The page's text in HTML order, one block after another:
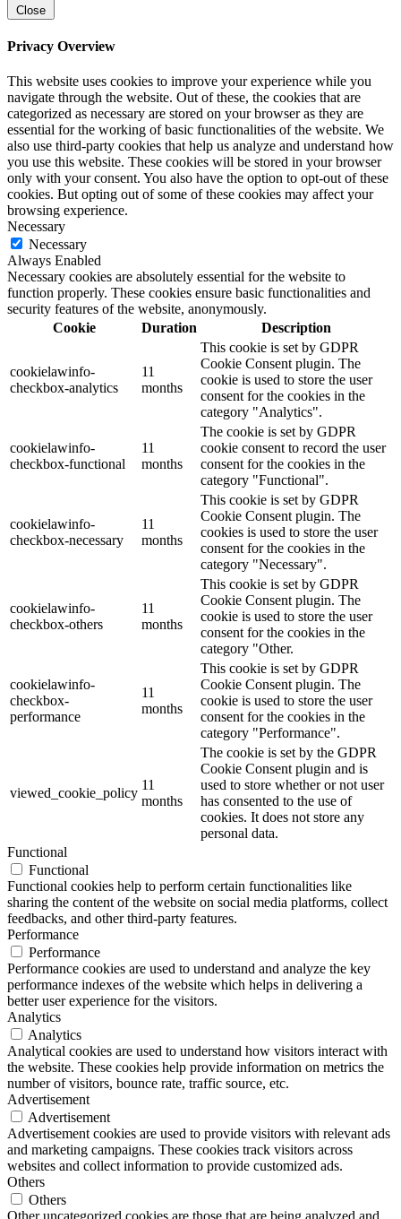
Close
Privacy Overview
This website uses cookies to improve your experience while you
navigate through the website. Out of these, the cookies that are
categorized as necessary are stored on your browser as they are
essential for the working of basic functionalities of the website. We
also use third-party cookies that help us analyze and understand how
you use this website. These cookies will be stored in your browser
only with your consent. You also have the option to opt-out of these
cookies. But opting out of some of these cookies may affect your
browsing experience.
Necessary
Necessary
Always Enabled
Necessary cookies are absolutely essential for the website to
function properly. These cookies ensure basic functionalities and
security features of the website, anonymously.
Cookie
Duration Description
cookielawinfo-
checkbox-analytics
11
months
This cookie is set by GDPR
Cookie Consent plugin. The
cookie is used to store the user
consent for the cookies in the
category "Analytics".
cookielawinfo-
checkbox-functional
11
months
The cookie is set by GDPR
cookie consent to record the user
consent for the cookies in the
category "Functional".
cookielawinfo-
checkbox-necessary
11
months
This cookie is set by GDPR
Cookie Consent plugin. The
cookies is used to store the user
consent for the cookies in the
category "Necessary".
cookielawinfo-
checkbox-others
11
months
This cookie is set by GDPR
Cookie Consent plugin. The
cookie is used to store the user
consent for the cookies in the
category "Other.
cookielawinfo-
checkbox-
performance
11
months
This cookie is set by GDPR
Cookie Consent plugin. The
cookie is used to store the user
consent for the cookies in the
category "Performance".
viewed_cookie_policy
11
months
The cookie is set by the GDPR
Cookie Consent plugin and is
used to store whether or not user
has consented to the use of
cookies. It does not store any
personal data.
Functional
Functional
Functional cookies help to perform certain functionalities like
sharing the content of the website on social media platforms, collect
feedbacks, and other third-party features.
Performance
Performance
Performance cookies are used to understand and analyze the key
performance indexes of the website which helps in delivering a
better user experience for the visitors.
Analytics
Analytics
Analytical cookies are used to understand how visitors interact with
the website. These cookies help provide information on metrics the
number of visitors, bounce rate, traffic source, etc.
Advertisement
Advertisement
Advertisement cookies are used to provide visitors with relevant ads
and marketing campaigns. These cookies track visitors across
websites and collect information to provide customized ads.
Others
Others